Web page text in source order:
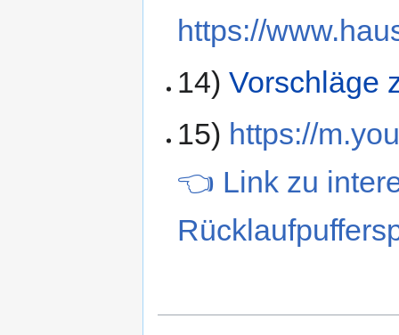
https://
14)Vorschläge
15) https://
👈 Link zu